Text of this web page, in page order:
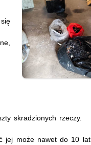
skradzionych rzeczy.
jej może nawet do 10 lat